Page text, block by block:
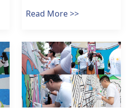
行业中名列前茅。 PPG始终坚持可持续发
展，运用绿色环保的...
Read More >>